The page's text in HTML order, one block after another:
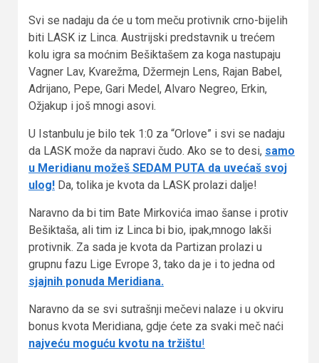
Svi se nadaju da će u tom meču protivnik crno-bijelih
biti LASK iz Linca. Austrijski predstavnik u trećem
kolu igra sa moćnim Bešiktašem za koga nastupaju
Vagner Lav, Kvarežma, Džermejn Lens, Rajan Babel,
Adrijano, Pepe, Gari Medel, Alvaro Negreo, Erkin,
Ožjakup i još mnogi asovi.
U Istanbulu je bilo tek 1:0 za “Orlove” i svi se nadaju
da LASK može da napravi čudo. Ako se to desi, samo
u Meridianu možeš SEDAM PUTA da uvećaš svoj
ulog! Da, tolika je kvota da LASK prolazi dalje!
Naravno da bi tim Bate Mirkovića imao šanse i protiv
Bešiktaša, ali tim iz Linca bi bio, ipak,mnogo lakši
protivnik. Za sada je kvota da Partizan prolazi u
grupnu fazu Lige Evrope 3, tako da je i to jedna od
sjajnih ponuda Meridiana.
Naravno da se svi sutrašnji mečevi nalaze i u okviru
bonus kvota Meridiana, gdje ćete za svaki meč naći
najveću moguću kvotu na tržištu!